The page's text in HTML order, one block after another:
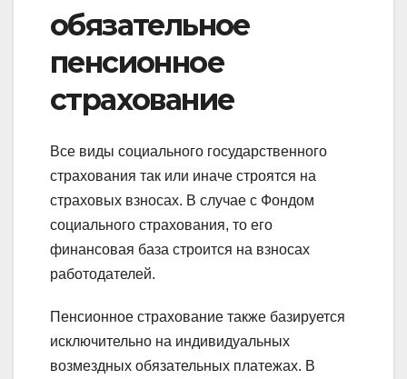
обязательное
пенсионное
страхование
Все виды социального государственного
страхования так или иначе строятся на
страховых взносах. В случае с Фондом
социального страхования, то его
финансовая база строится на взносах
работодателей.
Пенсионное страхование также базируется
исключительно на индивидуальных
возмездных обязательных платежах. В